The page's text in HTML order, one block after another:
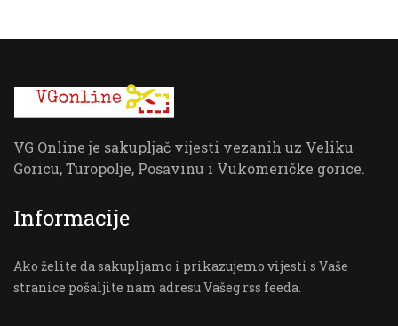
VG Online je sakupljač vijesti vezanih uz Veliku
Goricu, Turopolje, Posavinu i Vukomeričke gorice.
Informacije
Ako želite da sakupljamo i prikazujemo vijesti s Vaše
stranice pošaljite nam adresu Vašeg rss feeda.